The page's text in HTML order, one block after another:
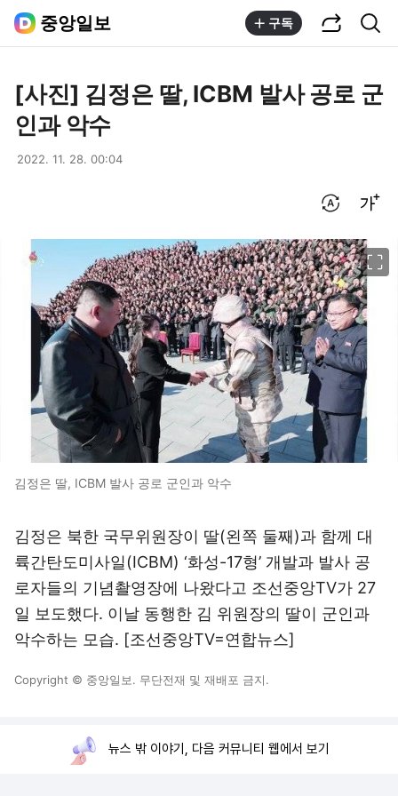
중앙일보 구독
[사진] 김정은 딸, ICBM 발사 공로 군
인과 악수
2022. 11. 28. 00:04
김정은 딸, ICBM 발사 공로 군인과 악수
김정은 북한 국무위원장이 딸(왼쪽 둘째)과 함께 대
륙간탄도미사일(ICBM) ‘화성-17형’ 개발과 발사 공
로자들의 기념촬영장에 나왔다고 조선중앙TV가 27
일 보도했다. 이날 동행한 김 위원장의 딸이 군인과
악수하는 모습. [조선중앙TV=연합뉴스]
Copyright © 중앙일보. 무단전재 및 재배포 금지.
뉴스 밖 이야기, 다음 커뮤니티 웹에서 보기